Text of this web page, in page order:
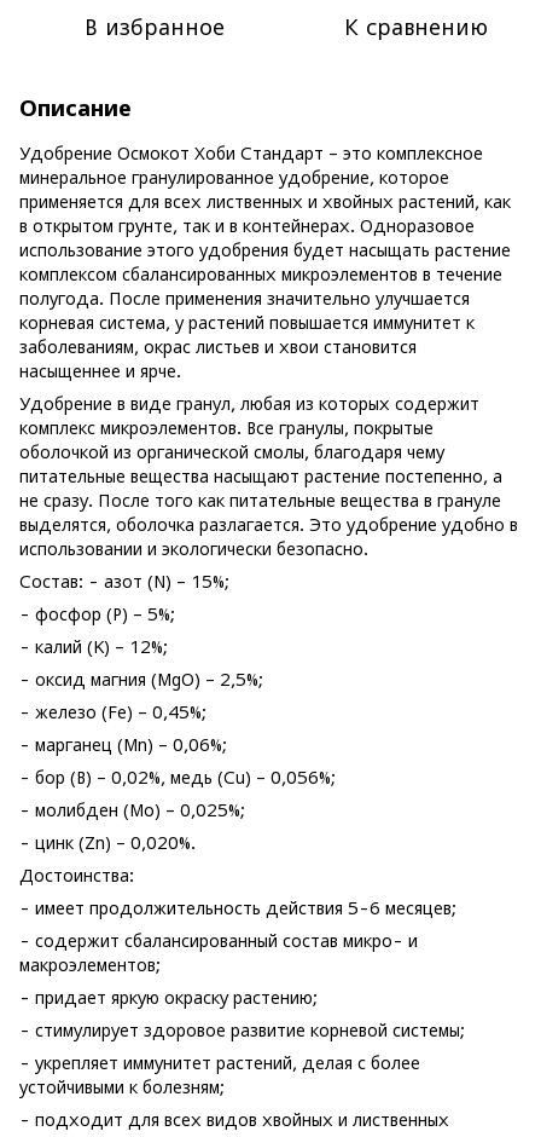
В избранное К сравнению
Описание
Удобрение Осмокот Хоби Стандарт – это комплексное
минеральное гранулированное удобрение, которое
применяется для всех лиственных и хвойных растений, как
в открытом грунте, так и в контейнерах. Одноразовое
использование этого удобрения будет насыщать растение
комплексом сбалансированных микроэлементов в течение
полугода. После применения значительно улучшается
корневая система, у растений повышается иммунитет к
заболеваниям, окрас листьев и хвои становится
насыщеннее и ярче.
Удобрение в виде гранул, любая из которых содержит
комплекс микроэлементов. Все гранулы, покрытые
оболочкой из органической смолы, благодаря чему
питательные вещества насыщают растение постепенно, а
не сразу. После того как питательные вещества в грануле
выделятся, оболочка разлагается. Это удобрение удобно в
использовании и экологически безопасно.
Состав: - азот (N) – 15%;
- фосфор (P) – 5%;
- калий (K) – 12%;
- оксид магния (MgO) – 2,5%;
- железо (Fe) – 0,45%;
- марганец (Mn) – 0,06%;
- бор (B) – 0,02%, медь (Cu) – 0,056%;
- молибден (Mo) – 0,025%;
- цинк (Zn) – 0,020%.
Достоинства:
- имеет продолжительность действия 5-6 месяцев;
- содержит сбалансированный состав микро- и
макроэлементов;
- придает яркую окраску растению;
- стимулирует здоровое развитие корневой системы;
- укрепляет иммунитет растений, делая с более
устойчивыми к болезням;
- подходит для всех видов хвойных и лиственных